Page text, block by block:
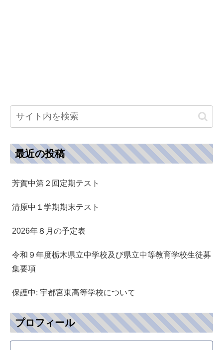
最近の投稿
芳賀中第２回定期テスト
清原中１学期期末テスト
2026年８月の予定表
令和９年度栃木県立中学校及び県立中等教育学校生徒募
集要項
保護中: 宇都宮東高等学校について
プロフィール